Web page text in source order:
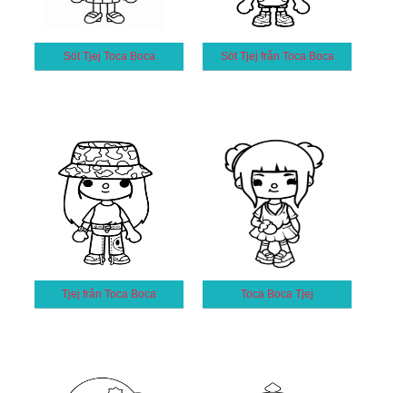
Söt Tjej Toca Boca Söt Tjej från Toca Boca
Tjej från Toca Boca Toca Boca Tjej